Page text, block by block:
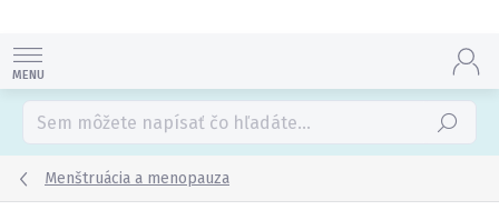
obsah
Hľadať
Menštruácia a menopauza